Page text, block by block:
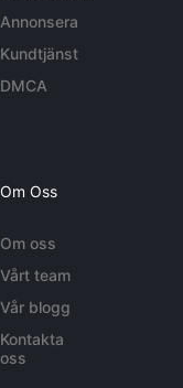
Annonsera
Kundtjänst
DMCA
Om Oss
Om oss
Vårt team
Vår blogg
Kontakta
oss